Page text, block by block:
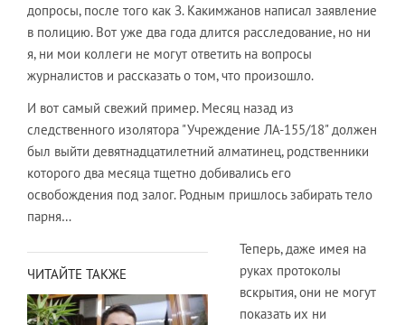
допросы, после того как З. Какимжанов написал заявление
в полицию. Вот уже два года длится расследование, но ни
я, ни мои коллеги не могут ответить на вопросы
журналистов и рассказать о том, что произошло.
И вот самый свежий пример. Месяц назад из
следственного изолятора "Учреждение ЛА-155/18" должен
был выйти девятнадцатилетний алматинец, родственники
которого два месяца тщетно добивались его
освобождения под залог. Родным пришлось забирать тело
парня…
ЧИТАЙТЕ ТАКЖЕ
Теперь, даже имея на
руках протоколы
вскрытия, они не могут
показать их ни